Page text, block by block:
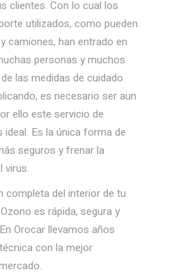
clientes. Con lo cual los
utilizados, como pueden
camiones, han entrado en
personas y muchos
las medidas de cuidado
es necesario ser aun
ello este servicio de
ideal. Es la única forma de
seguros y frenar la
virus.
completa del interior de tu
es rápida, segura y
Orocar llevamos años
con la mejor